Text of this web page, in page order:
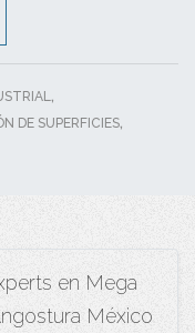
,
DE SUPERFICIES,
en Mega
México